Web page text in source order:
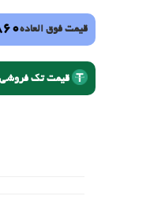
قیمت فوق العاده
قیمت تک فروشی